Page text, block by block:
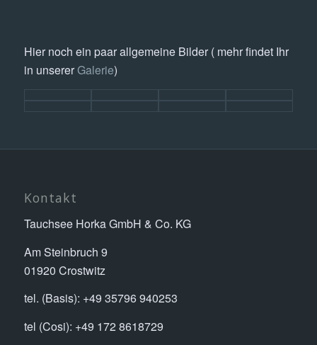
Hier noch ein paar allgemeine Bilder ( mehr findet Ihr
in unsererGalerie)
Kontakt
Tauchsee Horka GmbH & Co. KG
Am Steinbruch 9
01920 Crostwitz
tel. (Basis): +49 35796 940253
tel (Cosi): +49 172 8618729